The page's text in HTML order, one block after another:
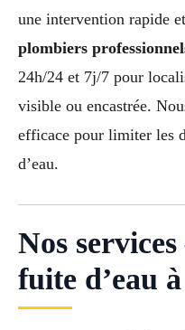
une intervention rapide
plombiers
24h/24 et 7j/7 pour
visible ou encastrée.
efficace pour limiter les
d’eau.
Nos
fuite d’eau